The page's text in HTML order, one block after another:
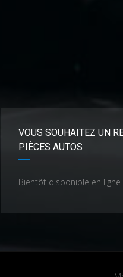
VOUS SOUHAITEZ UN
PIÈCES AUTOS
Bientôt disponible en ligne